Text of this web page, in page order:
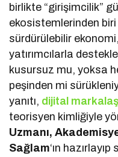
birlikte “girişimcilik”
ekosistemlerinden
sürdürülebilir
yatırımcılarla
kusursuz mu, yoksa
peşinden mi
yanıtı, dijital
teorisyen kimliğiyle
Uzmanı,
Sağlam‘ın